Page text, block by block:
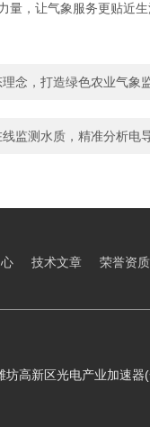
量，让气象服务更贴近
念，打造绿色农业气象
监测水质，精准分析电
技术文章 荣誉资质
坊高新区光电产业加速器